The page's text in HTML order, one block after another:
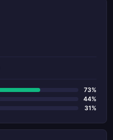
73%
44%
31%